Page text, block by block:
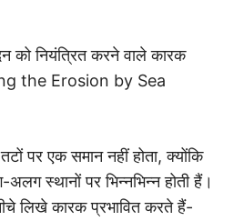
को नियंत्रित करने वाले कारक
the Erosion by Sea
पर एक समान नहीं होता, क्योंकि
स्थानों पर भिन्नभिन्न होती हैं।
लिखे कारक प्रभावित करते हैं-